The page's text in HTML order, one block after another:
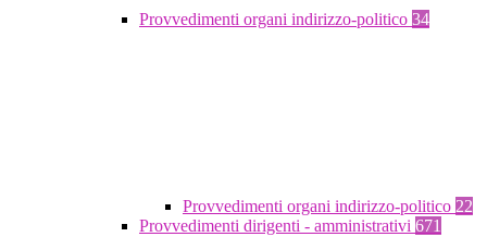
Provvedimenti organi indirizzo-politico 34
Provvedimenti organi indirizzo-politico 22
Provvedimenti dirigenti - amministrativi 671